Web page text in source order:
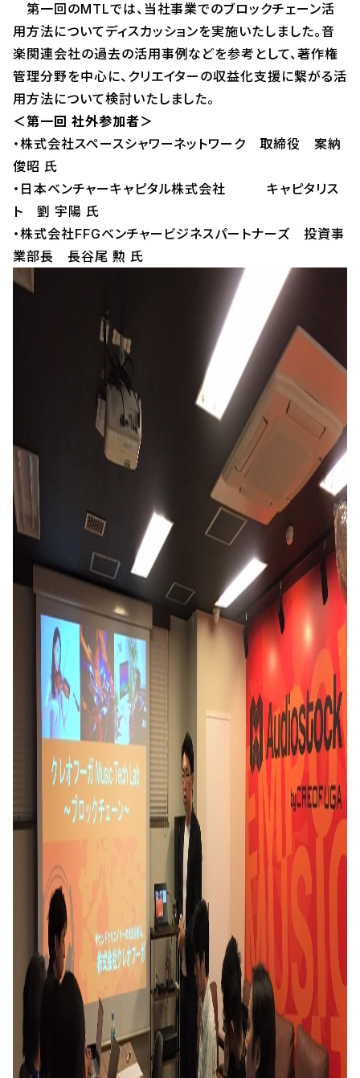
第一回のMTLでは、当社事業でのブロックチェーン活
用方法についてディスカッションを実施いたしました。音
楽関連会社の過去の活用事例などを参考として、著作権
管理分野を中心に、クリエイターの収益化支援に繋がる活
用方法について検討いたしました。
＜第一回 社外参加者＞
・株式会社スペースシャワーネットワーク 取締役 案納
俊昭 氏
・日本ベンチャーキャピタル株式会社 キャピタリス
ト 劉 宇陽 氏
・株式会社FFGベンチャービジネスパートナーズ 投資事
業部長 長谷尾 勲 氏